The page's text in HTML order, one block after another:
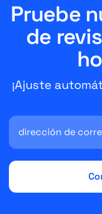
Pruebe
de
¡Ajuste